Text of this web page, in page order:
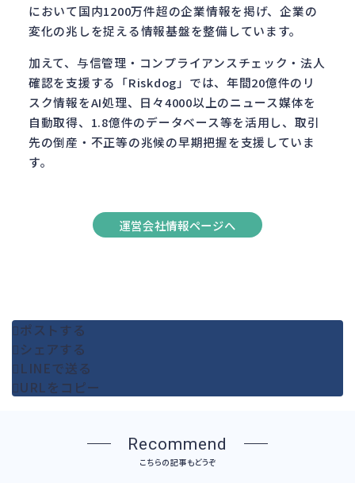
において国内1200万件超の企業情報を掲げ、企業の
変化の兆しを捉える情報基盤を整備しています。
加えて、与信管理・コンプライアンスチェック・法人
確認を支援する「Riskdog」では、年間20億件のリ
スク情報をAI処理、日々4000以上のニュース媒体を
自動取得、1.8億件のデータベース等を活用し、取引
先の倒産・不正等の兆候の早期把握を支援していま
す。
運営会社情報ページへ
ポストする
シェアする
LINEで送る
URLをコピー
Recommend
こちらの記事もどうぞ